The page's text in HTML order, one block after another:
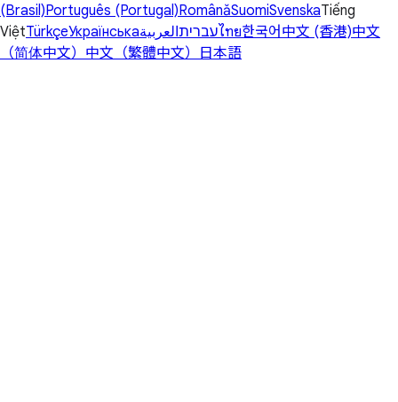
(Brasil)Português (Portugal)RomânăSuomiSvenskaTiếng
ViệtTürkçeУкраїнська עבריתالعربية ไทย한국어 中文 (香港)中文
（简体中文） 中文（繁體中文） 日本語